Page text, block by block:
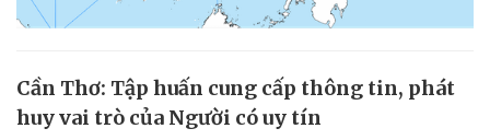
Cần Thơ: Tập huấn cung cấp thông tin, phát
huy vai trò của Người có uy tín